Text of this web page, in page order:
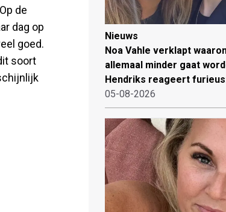
de
dag op
goed.
soort
Nieuws
Noa Vahle verklapt
allemaal minder gaat
Hendriks reageert
05-08-2026